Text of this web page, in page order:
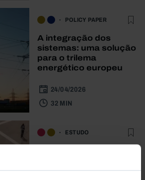
POLICY PAPER
A integração dos
sistemas: uma solução
para o trilema
energético europeu
24/04/2026
32 MIN
ESTUDO
desigualdades de